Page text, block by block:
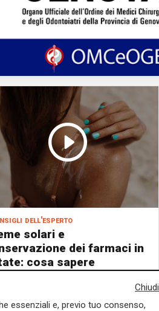
dell'esperto
solari e
dei farmaci in
cosa sapere
di Filippo Serio
Chiudi
essenziali e, previo tuo consenso,